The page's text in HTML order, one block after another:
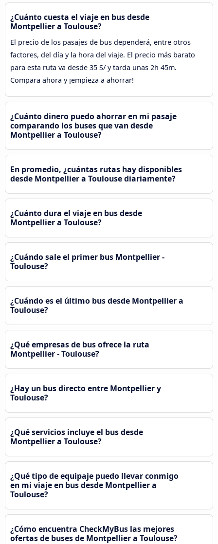
¿Cuánto cuesta el viaje en bus desde
Montpellier a Toulouse?
El precio de los pasajes de bus dependerá, entre otros
factores, del día y la hora del viaje. El precio más barato
para esta ruta va desde 35 S/ y tarda unas 2h 45m.
Compara ahora y ¡empieza a ahorrar!
¿Cuánto dinero puedo ahorrar en mi pasaje
comparando los buses que van desde
Montpellier a Toulouse?
En promedio, ¿cuántas rutas hay disponibles
desde Montpellier a Toulouse diariamente?
¿Cuánto dura el viaje en bus desde
Montpellier a Toulouse?
¿Cuándo sale el primer bus Montpellier -
Toulouse?
¿Cuándo es el último bus desde Montpellier a
Toulouse?
¿Qué empresas de bus ofrece la ruta
Montpellier - Toulouse?
¿Hay un bus directo entre Montpellier y
Toulouse?
¿Qué servicios incluye el bus desde
Montpellier a Toulouse?
¿Qué tipo de equipaje puedo llevar conmigo
en mi viaje en bus desde Montpellier a
Toulouse?
¿Cómo encuentra CheckMyBus las mejores
ofertas de buses de Montpellier a Toulouse?